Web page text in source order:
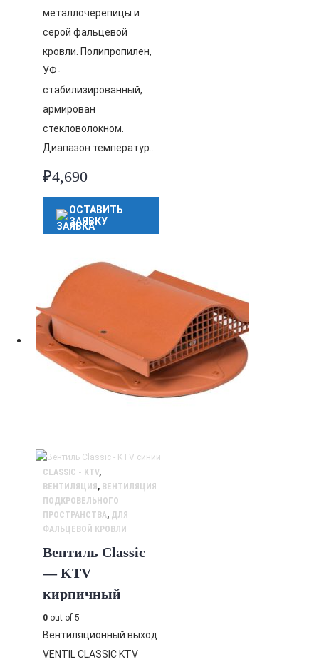
металлочерепицы и
серой фальцевой
кровли. Полипропилен,
УФ-
стабилизированный,
армирован
стекловолокном.
Диапазон температур…
₽4,690
ОСТАВИТЬ
ЗАЯВКУ
CLASSIC - KTV,
ВЕНТИЛЯЦИЯ, ВЕНТИЛЯЦИЯ
ПОДКРОВЕЛЬНОГО
ПРОСТРАНСТВА, ДЛЯ
ФАЛЬЦЕВОЙ КРОВЛИ
Вентиль Classic
— KTV
кирпичный
0 out of 5
Вентиляционный выход
VENTIL CLASSIC KTV